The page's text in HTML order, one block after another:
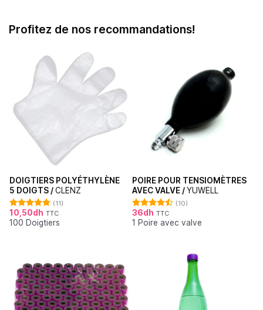
Profitez de nos recommandations!
DOIGTIERS POLYÉTHYLÈNE
5 DOIGTS /CLENZ
Note5.00
sur 5
(11)
10,50dh TTC
100 Doigtiers
POIRE POUR TENSIOMÈTRES
AVEC VALVE /YUWELL
Note4.50
sur 5
(10)
36dh TTC
1 Poire avec valve